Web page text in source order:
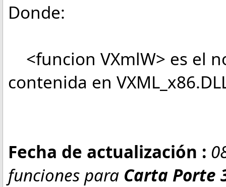
Donde:
<funcion VXmlW> es el
contenida en
Fecha de actualización :
funciones para Carta Porte